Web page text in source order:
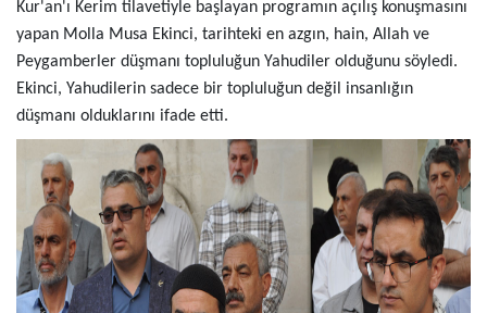
Kur'an'ı Kerim tilavetiyle başlayan programın açılış konuşmasını
yapan Molla Musa Ekinci, tarihteki en azgın, hain, Allah ve
Peygamberler düşmanı topluluğun Yahudiler olduğunu söyledi.
Ekinci, Yahudilerin sadece bir topluluğun değil insanlığın
düşmanı olduklarını ifade etti.